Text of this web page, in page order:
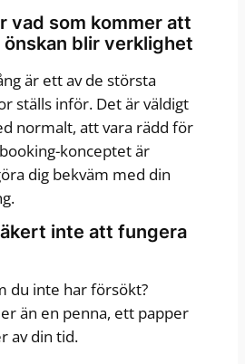
vad som kommer att
önskan blir verklighet
är ett av de största
ställs inför. Det är väldigt
normalt, att vara rädd för
konceptet är
dig bekväm med din
inte att fungera
du inte har försökt?
än en penna, ett papper
av din tid.